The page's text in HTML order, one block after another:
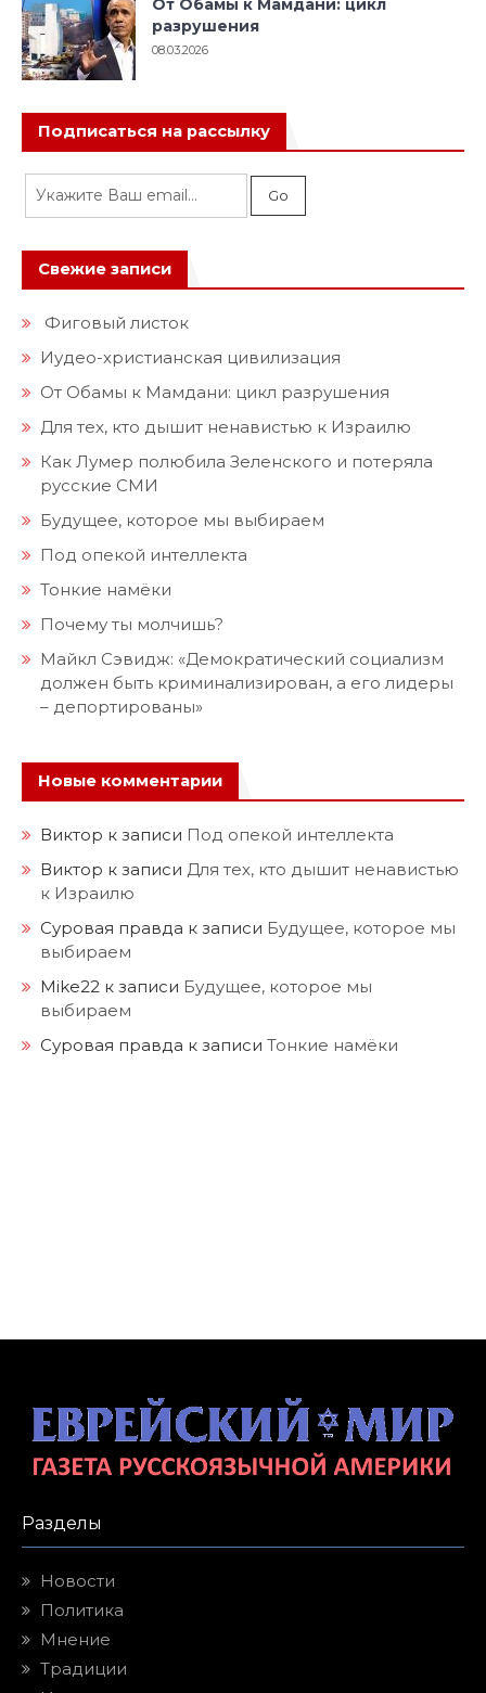
разрушения
08.03.2026
Подписаться на рассылку
Свежие записи
Фиговый листок
Иудео-христианская цивилизация
От Обамы к Мамдани: цикл разрушения
Для тех, кто дышит ненавистью к Израилю
Как Лумер полюбила Зеленского и потеряла
русские СМИ
Будущее, которое мы выбираем
Под опекой интеллекта
Тонкие намёки
Почему ты молчишь?
Майкл Сэвидж: «Демократический социализм
должен быть криминализирован, а его лидеры
– депортированы»
Новые комментарии
Виктор к записи Под опекой интеллекта
Виктор к записи Для тех, кто дышит ненавистью
к Израилю
Суровая правда к записи Будущее, которое мы
выбираем
Mike22 к записи Будущее, которое мы
выбираем
Суровая правда к записи Тонкие намёки
Разделы
Новости
Политика
Мнение
Традиции